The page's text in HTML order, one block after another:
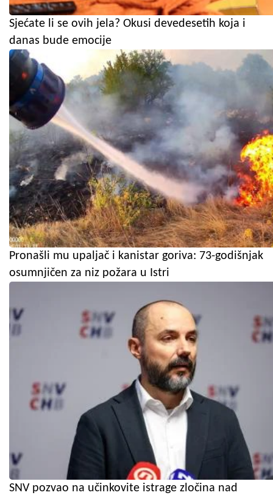
Sjećate li se ovih jela? Okusi devedesetih koja i
danas bude emocije
Pronašli mu upaljač i kanistar goriva: 73-godišnjak
osumnjičen za niz požara u Istri
SNV pozvao na učinkovite istrage zločina nad